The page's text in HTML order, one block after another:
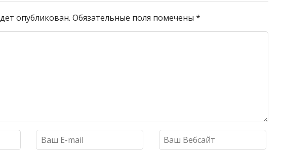
опубликован. Обязательные поля помечены *